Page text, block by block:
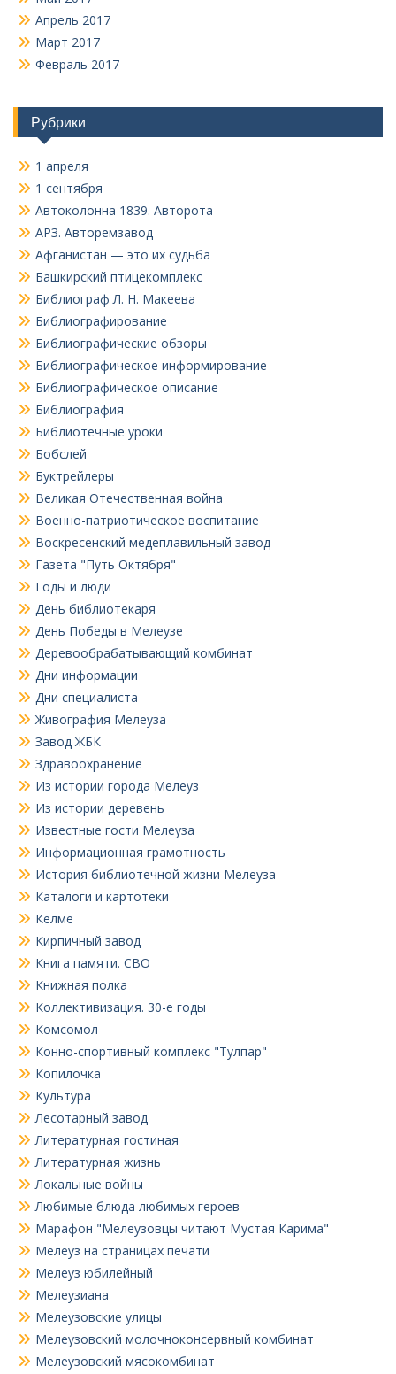
Апрель 2017
Март 2017
Февраль 2017
Рубрики
1 апреля
1 сентября
Автоколонна 1839. Авторота
АРЗ. Авторемзавод
Афганистан — это их судьба
Башкирский птицекомплекс
Библиограф Л. Н. Макеева
Библиографирование
Библиографические обзоры
Библиографическое информирование
Библиографическое описание
Библиография
Библиотечные уроки
Бобслей
Буктрейлеры
Великая Отечественная война
Военно-патриотическое воспитание
Воскресенский медеплавильный завод
Газета "Путь Октября"
Годы и люди
День библиотекаря
День Победы в Мелеузе
Деревообрабатывающий комбинат
Дни информации
Дни специалиста
Живография Мелеуза
Завод ЖБК
Здравоохранение
Из истории города Мелеуз
Из истории деревень
Известные гости Мелеуза
Информационная грамотность
История библиотечной жизни Мелеуза
Каталоги и картотеки
Келме
Кирпичный завод
Книга памяти. СВО
Книжная полка
Коллективизация. 30-е годы
Комсомол
Конно-спортивный комплекс "Тулпар"
Копилочка
Культура
Лесотарный завод
Литературная гостиная
Литературная жизнь
Локальные войны
Любимые блюда любимых героев
Марафон "Мелеузовцы читают Мустая Карима"
Мелеуз на страницах печати
Мелеуз юбилейный
Мелеузиана
Мелеузовские улицы
Мелеузовский молочноконсервный комбинат
Мелеузовский мясокомбинат